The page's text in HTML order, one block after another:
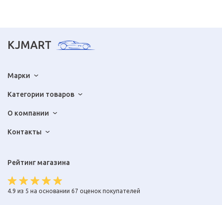
KJMART
Марки
Категории товаров
О компании
Контакты
Рейтинг магазина
4.9 из 5 на основании 67 оценок покупателей